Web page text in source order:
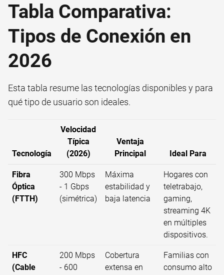
Tabla Comparativa:
Tipos de Conexión en
2026
Esta tabla resume las tecnologías disponibles y para
qué tipo de usuario son ideales.
Tecnología
Velocidad
Típica
(2026)
Ventaja
Principal
Ideal Para
Fibra
Óptica
(FTTH)
300 Mbps
- 1 Gbps
(simétrica)
Máxima
estabilidad y
baja latencia
Hogares con
teletrabajo,
gaming,
streaming 4K
en múltiples
dispositivos.
HFC
(Cable
200 Mbps
- 600
Cobertura
extensa en
Familias con
consumo alto